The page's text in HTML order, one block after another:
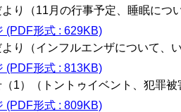
り（11月の行事予定、睡眠につい
(PDF形式 : 629KB)
り（インフルエンザについて、
(PDF形式 : 813KB)
1）（トントゥイベント、犯罪
(PDF形式 : 809KB)